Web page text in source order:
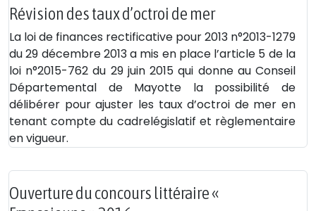
Révision des taux d’octroi de mer
La loi de finances rectificative pour 2013 n°2013-1279
du 29 décembre 2013 a mis en place l’article 5 de la
loi n°2015-762 du 29 juin 2015 qui donne au Conseil
Départemental de Mayotte la possibilité de
délibérer pour ajuster les taux d’octroi de mer en
tenant compte du cadrelégislatif et règlementaire
en vigueur.
Ouverture du concours littéraire «